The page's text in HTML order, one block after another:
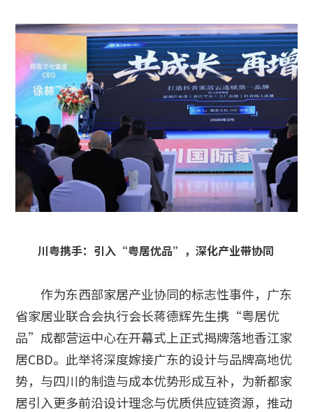
川粤携手：引入“粤居优品”，深化产业带协同
作为东西部家居产业协同的标志性事件，广东
省家居业联合会执行会长蒋德辉先生携“粤居优
品”成都营运中心在开幕式上正式揭牌落地香江家
居CBD。此举将深度嫁接广东的设计与品牌高地优
势，与四川的制造与成本优势形成互补，为新都家
居引入更多前沿设计理念与优质供应链资源，推动